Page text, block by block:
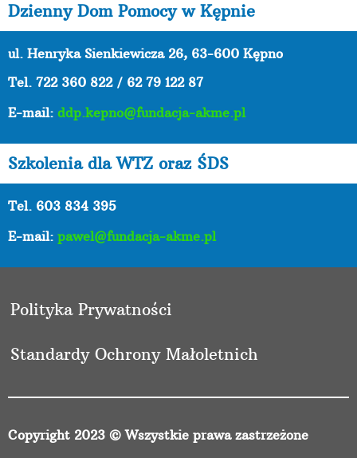
Dzienny Dom Pomocy w Kępnie
ul. Henryka Sienkiewicza 26, 63-600 Kępno
Tel. 722 360 822 / 62 79 122 87
E-mail: ddp.kepno@fundacja-akme.pl
Szkolenia dla WTZ oraz ŚDS
Tel. 603 834 395
E-mail: pawel@fundacja-akme.pl
Polityka Prywatności
Standardy Ochrony Małoletnich
Copyright 2023 © Wszystkie prawa zastrzeżone